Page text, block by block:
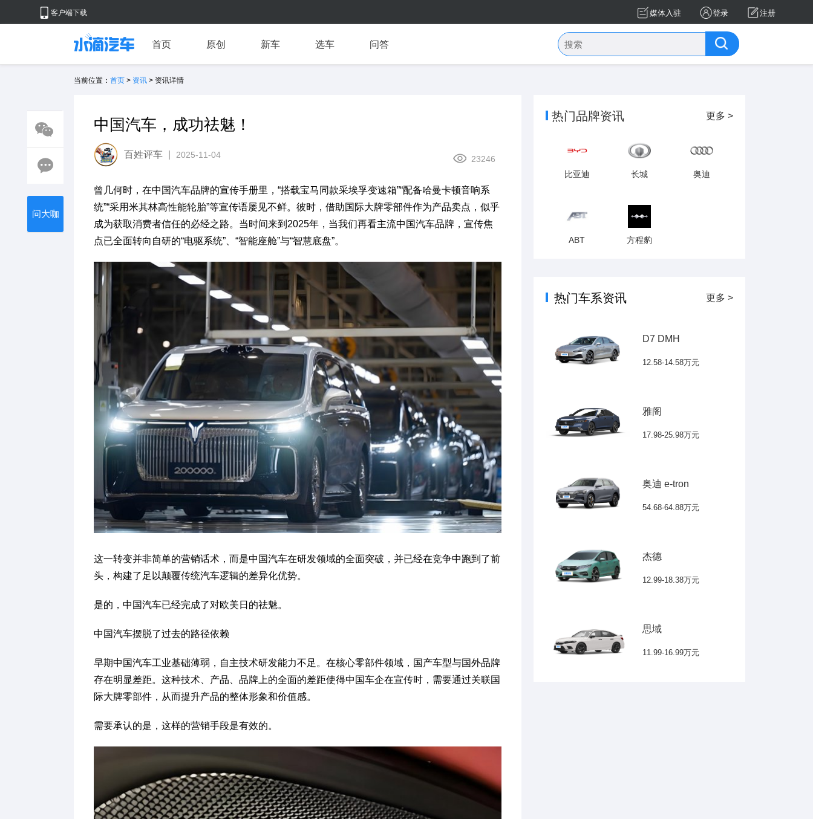
客户端下载 媒体入驻 登录 注册
首页 原创 新车 选车 问答
当前位置： 首页 > 资讯 > 资讯详情
问大咖
中国汽车，成功祛魅！
百姓评车 2025-11-04 23246
曾几何时，在中国汽车品牌的宣传手册里，“搭载宝马同款采埃孚变速箱”“配备哈曼卡顿音响系
统”“采用米其林高性能轮胎”等宣传语屡见不鲜。彼时，借助国际大牌零部件作为产品卖点，似乎
成为获取消费者信任的必经之路。当时间来到2025年，当我们再看主流中国汽车品牌，宣传焦
点已全面转向自研的“电驱系统”、“智能座舱”与“智慧底盘”。
这一转变并非简单的营销话术，而是中国汽车在研发领域的全面突破，并已经在竞争中跑到了前
头，构建了足以颠覆传统汽车逻辑的差异化优势。
是的，中国汽车已经完成了对欧美日的祛魅。
中国汽车摆脱了过去的路径依赖
早期中国汽车工业基础薄弱，自主技术研发能力不足。在核心零部件领域，国产车型与国外品牌
存在明显差距。这种技术、产品、品牌上的全面的差距使得中国车企在宣传时，需要通过关联国
际大牌零部件，从而提升产品的整体形象和价值感。
需要承认的是，这样的营销手段是有效的。
热门品牌资讯 更多 >
比亚迪 长城 奥迪
ABT 方程豹
热门车系资讯 更多 >
D7 DMH
12.58-14.58万元
雅阁
17.98-25.98万元
奥迪 e-tron
54.68-64.88万元
杰德
12.99-18.38万元
思域
11.99-16.99万元